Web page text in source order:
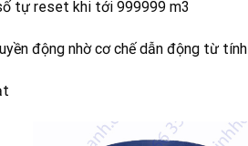
tự reset khi tới 999999 m3
động nhờ cơ chế dẫn động từ tính